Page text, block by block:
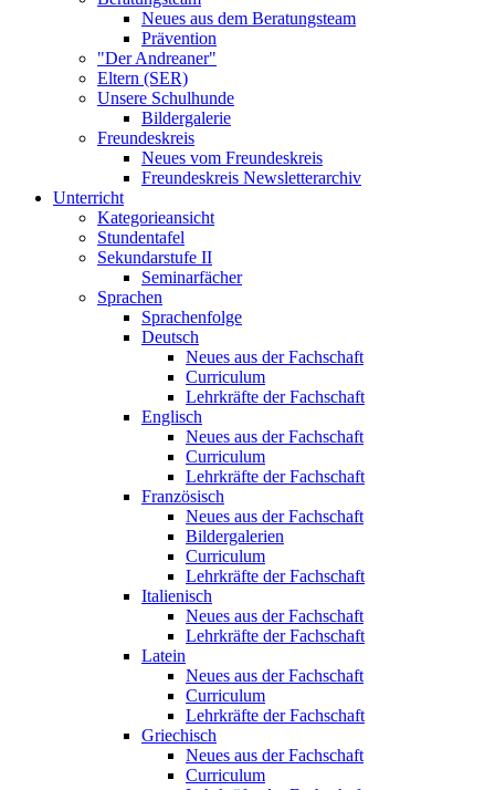
Neues aus dem Beratungsteam
Prävention
"Der Andreaner"
Eltern (SER)
Unsere Schulhunde
Bildergalerie
Freundeskreis
Neues vom Freundeskreis
Freundeskreis Newsletterarchiv
Unterricht
Kategorieansicht
Stundentafel
Sekundarstufe II
Seminarfächer
Sprachen
Sprachenfolge
Deutsch
Neues aus der Fachschaft
Curriculum
Lehrkräfte der Fachschaft
Englisch
Neues aus der Fachschaft
Curriculum
Lehrkräfte der Fachschaft
Französisch
Neues aus der Fachschaft
Bildergalerien
Curriculum
Lehrkräfte der Fachschaft
Italienisch
Neues aus der Fachschaft
Lehrkräfte der Fachschaft
Latein
Neues aus der Fachschaft
Curriculum
Lehrkräfte der Fachschaft
Griechisch
Neues aus der Fachschaft
Curriculum